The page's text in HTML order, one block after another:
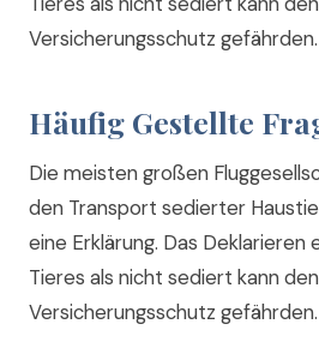
Versicherungsschutz gefährden.
Häufig Gestellte
Die meisten großen
den Transport sedierter
eine Erklärung. Das Deklarieren
Tieres als nicht sediert kann den
Versicherungsschutz gefährden.